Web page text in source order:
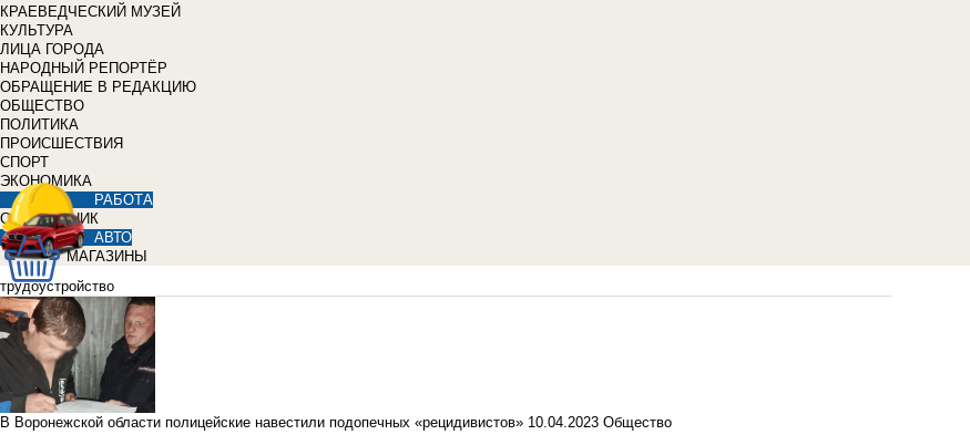
КРАЕВЕДЧЕСКИЙ МУЗЕЙ
КУЛЬТУРА
ЛИЦА ГОРОДА
НАРОДНЫЙ РЕПОРТЁР
ОБРАЩЕНИЕ В РЕДАКЦИЮ
ОБЩЕСТВО
ПОЛИТИКА
ПРОИСШЕСТВИЯ
СПОРТ
ЭКОНОМИКА
РАБОТА
СПРАВОЧНИК
АВТО
МАГАЗИНЫ
трудоустройство
В Воронежской области полицейские навестили подопечных «рецидивистов» 10.04.2023 Общество